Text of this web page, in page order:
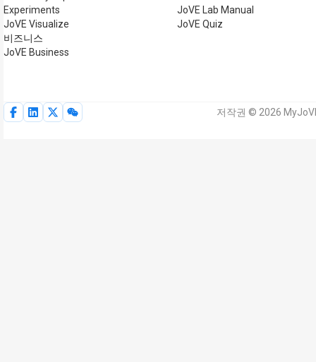
Experiments
JoVE Visualize
비즈니스
JoVE Business
JoVE Lab Manual
JoVE Quiz
저작권 © 2026